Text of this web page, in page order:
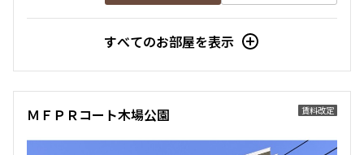
指定なし
1分以内
5分以内
15分以内
当社限定物件
すべてのお部屋を表示
賃料改定
ＭＦＰＲコート木場公園